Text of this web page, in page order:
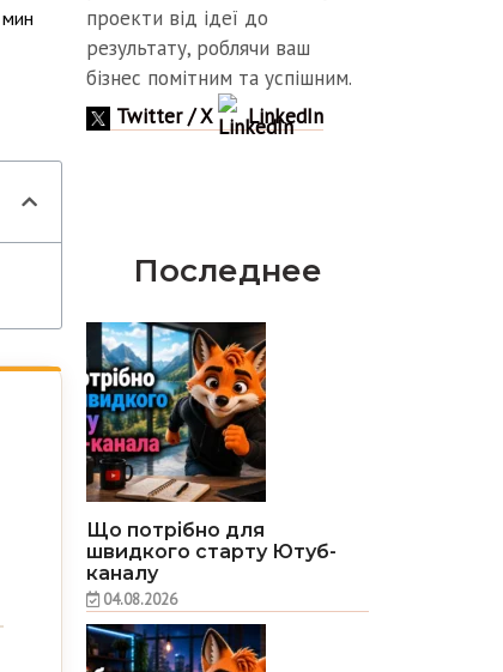
мин
проекти від ідеї до
результату, роблячи ваш
бізнес помітним та успішним.
Twitter / X
LinkedIn
Последнее
Що потрібно для
швидкого старту Ютуб-
каналу
04.08.2026